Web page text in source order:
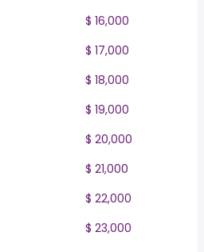
$ 16,000
$ 17,000
$ 18,000
$ 19,000
$ 20,000
$ 21,000
$ 22,000
$ 23,000